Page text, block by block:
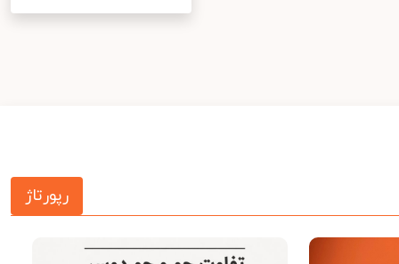
رپورتاژ